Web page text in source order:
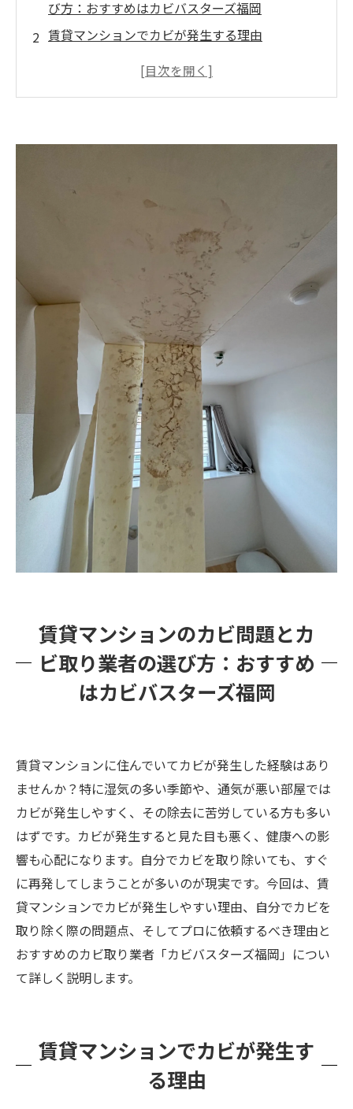
び方：おすすめはカビバスターズ福岡
賃貸マンションでカビが発生する理由
自分でカビ取りをしても再発する理由
小さなお子様や高齢者がいる家庭に最適な理由
まとめ
賃貸マンションのカビ問題とカ
ビ取り業者の選び方：おすすめ
はカビバスターズ福岡
賃貸マンションに住んでいてカビが発生した経験はあり
ませんか？特に湿気の多い季節や、通気が悪い部屋では
カビが発生しやすく、その除去に苦労している方も多い
はずです。カビが発生すると見た目も悪く、健康への影
響も心配になります。自分でカビを取り除いても、すぐ
に再発してしまうことが多いのが現実です。今回は、賃
貸マンションでカビが発生しやすい理由、自分でカビを
取り除く際の問題点、そしてプロに依頼するべき理由と
おすすめのカビ取り業者「カビバスターズ福岡」につい
て詳しく説明します。
賃貸マンションでカビが発生す
る理由